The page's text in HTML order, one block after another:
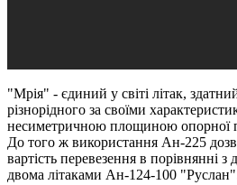
"Мрія" - єдиний у світі літак,
різнорідного за своїми
несиметричною площиною опорної
До того ж використання Ан-225
вартість перевезення в порівнянні
двома літаками Ан-124-100